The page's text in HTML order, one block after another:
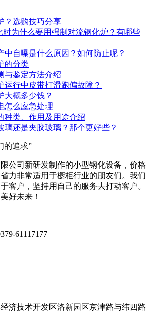
？选购技巧分享
时为什么要用强制对流钢化炉？有哪些
中自曝是什么原因？如何防止呢？
的分类
与鉴定方法介绍
运行中皮带打滑跑偏故障？
大概多少钱？
怎么应急处理
种类、作用及用途介绍
璃还是夹胶玻璃？那个更好些？
的追求”
公司新研发制作的小型钢化设备，价格
力非常适用于橱柜行业的朋友们。我们
客户，坚持用自己的服务去打动客户。
好未来！
61117177
济技术开发区洛新园区京津路与纬四路